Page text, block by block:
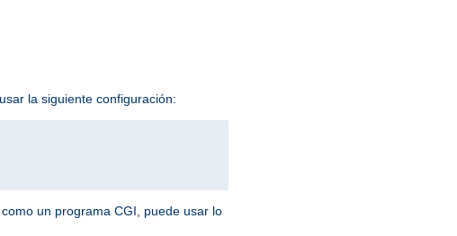
la siguiente configuración:
un programa CGI, puede usar lo